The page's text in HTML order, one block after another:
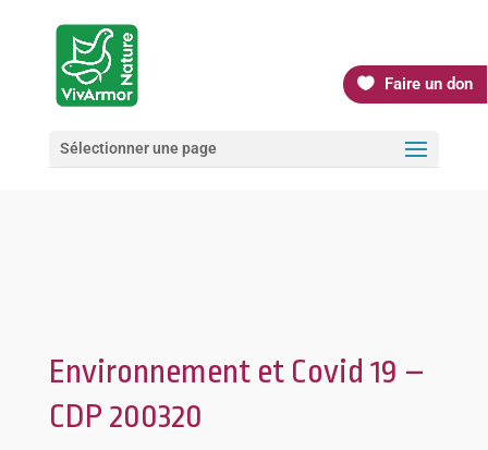
Faire un don
Sélectionner une page
Environnement et Covid 19 –
CDP 200320